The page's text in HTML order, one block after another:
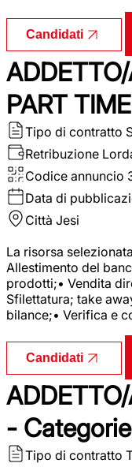
Candidati
PART TIME
Tipo di contratto
Retribuzione
Codice annuncio
Data di
Città Jesi
La risorsa
Allestimento del
prodotti;• Vendita
Sfilettatura; take
bilance;• Verifica e
Candidati
-
Tipo di contratto